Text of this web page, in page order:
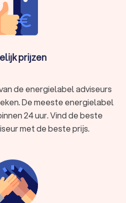
prijzen
de energielabel adviseurs
De meeste energielabel
24 uur. Vind de beste
met de beste prijs.